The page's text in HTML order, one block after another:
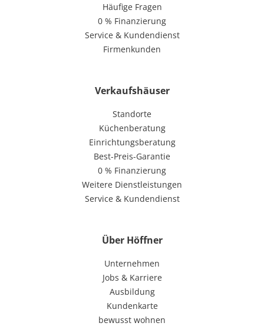
Häufige Fragen
0 % Finanzierung
Service & Kundendienst
Firmenkunden
Verkaufshäuser
Standorte
Küchenberatung
Einrichtungsberatung
Best-Preis-Garantie
0 % Finanzierung
Weitere Dienstleistungen
Service & Kundendienst
Über Höffner
Unternehmen
Jobs & Karriere
Ausbildung
Kundenkarte
bewusst wohnen